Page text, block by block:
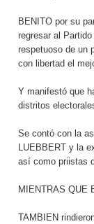
BENITO por su
regresar al
respetuoso de un
con libertad el
Y manifestó que
distritos
Se contó con la
LUEBBERT y la
así como priistas
MIENTRAS QUE
TAMBIEN